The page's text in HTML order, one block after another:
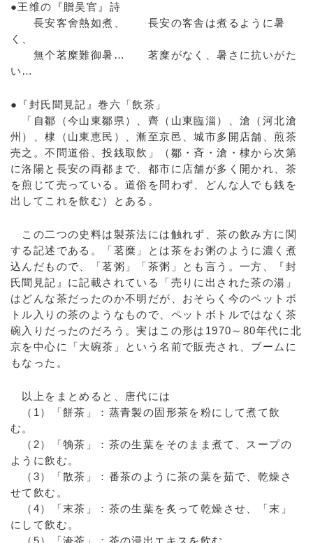
●王维の『贈吴官』詩
長安客舍熱如煮、 長安の客舎は煮るように暑
く、
無个茗糜難御暑… 茗糜がなく、暑さに抗いがた
い…
●『封氏聞見記』巻六「飲茶」
「自鄒（今山東鄒県）、齊（山東臨淄）、滄（河北滄
州）、棣（山東恵民）、漸至京邑、城市多開店舗、煎茶
売之。不問道俗、投銭取飲」（鄒・斉・滄・棣から次第
に洛陽と長安の両都まで、都市に店舗が多く開かれ、茶
を煎じて売っている。道俗を問わず、どんな人でも銭を
出してこれを飲む）とある。
この二つの史料は製茶法には触れず、茶の飲み方に関
する記述である。「茗糜」とは茶をお粥のように濃く煮
込んだもので、「茗粥」「茶粥」とも言う。一方、『封
氏聞見記』に記載されている「売りに出された茶の湯」
はどんな茶だったのか不明だが、おそらく今のペットボ
トル入りの茶のようなもので、ペットボトルではなく茶
碗入りだったのだろう。実はこの形は1970～80年代に北
京を中心に「大碗茶」という名前で販売され、ブームに
もなった。
以上をまとめると、唐代には
（1）「餅茶」：蒸青製の固形茶を粉にして煮て飲
む。
（2）「觕茶」：茶の生葉をそのまま煮て、スープの
ように飲む。
（3）「散茶」：番茶のように茶の葉を茹で、乾燥さ
せて飲む。
（4）「末茶」：茶の生葉を炙って乾燥させ、「末」
にして飲む。
（5）「淹茶」：茶の浸出エキスを飲む。